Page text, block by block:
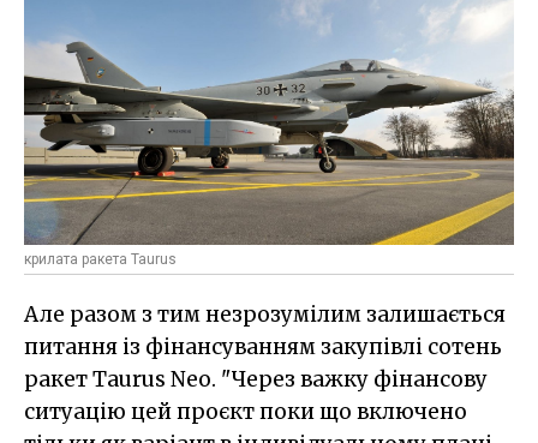
крилата ракета Taurus
Але разом з тим незрозумілим залишається
питання із фінансуванням закупівлі сотень
ракет Taurus Neo. "Через важку фінансову
ситуацію цей проєкт поки що включено